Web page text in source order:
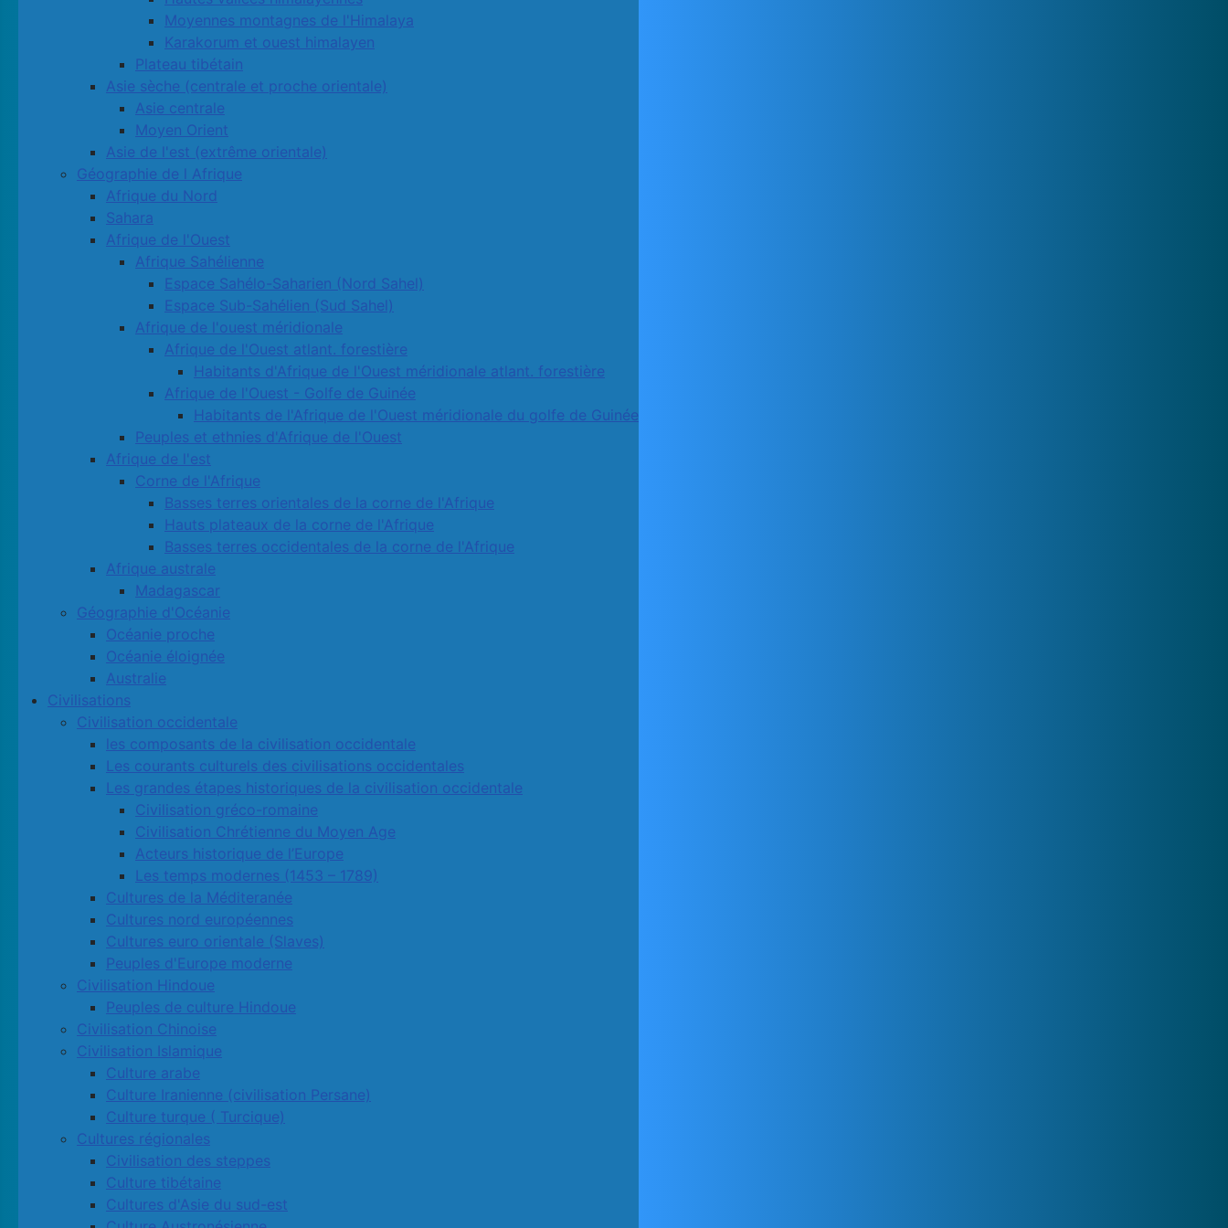
Moyennes montagnes de l'Himalaya
Karakorum et ouest himalayen
Plateau tibétain
Asie sèche (centrale et proche orientale)
Asie centrale
Moyen Orient
Asie de l'est (extrême orientale)
Géographie de l Afrique
Afrique du Nord
Sahara
Afrique de l'Ouest
Afrique Sahélienne
Espace Sahélo-Saharien (Nord Sahel)
Espace Sub-Sahélien (Sud Sahel)
Afrique de l'ouest méridionale
Afrique de l'Ouest atlant. forestière
Habitants d'Afrique de l'Ouest méridionale atlant. forestière
Afrique de l'Ouest - Golfe de Guinée
Habitants de l'Afrique de l'Ouest méridionale du golfe de Guinée
Peuples et ethnies d'Afrique de l'Ouest
Afrique de l'est
Corne de l'Afrique
Basses terres orientales de la corne de l'Afrique
Hauts plateaux de la corne de l'Afrique
Basses terres occidentales de la corne de l'Afrique
Afrique australe
Madagascar
Géographie d'Océanie
Océanie proche
Océanie éloignée
Australie
Civilisations
Civilisation occidentale
les composants de la civilisation occidentale
Les courants culturels des civilisations occidentales
Les grandes étapes historiques de la civilisation occidentale
Civilisation gréco-romaine
Civilisation Chrétienne du Moyen Age
Acteurs historique de l’Europe
Les temps modernes (1453 – 1789)
Cultures de la Méditeranée
Cultures nord européennes
Cultures euro orientale (Slaves)
Peuples d'Europe moderne
Civilisation Hindoue
Peuples de culture Hindoue
Civilisation Chinoise
Civilisation Islamique
Culture arabe
Culture Iranienne (civilisation Persane)
Culture turque ( Turcique)
Cultures régionales
Civilisation des steppes
Culture tibétaine
Cultures d'Asie du sud-est